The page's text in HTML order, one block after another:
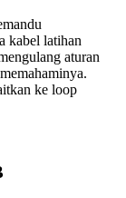
kabel latihan
aturan
ke loop